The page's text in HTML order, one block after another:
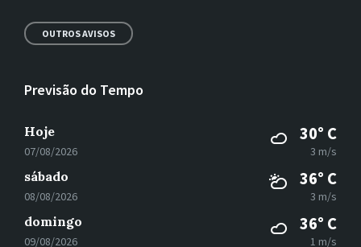
OUTROS AVISOS
Previsão do Tempo
Hoje
07/08/2026
30° C
3 m/s
sábado
08/08/2026
36° C
3 m/s
domingo
09/08/2026
36° C
1 m/s